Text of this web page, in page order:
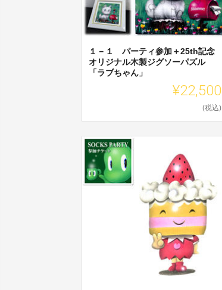
１－１ パーティ参加＋25th記念
オリジナル木製ジグソーパズル
「ラブちゃん」
¥22,500
(税込)